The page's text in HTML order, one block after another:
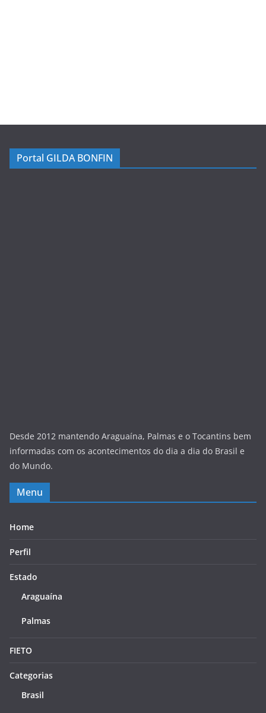
Portal GILDA BONFIN
Desde 2012 mantendo Araguaína, Palmas e o Tocantins bem
informadas com os acontecimentos do dia a dia do Brasil e
do Mundo.
Menu
Home
Perfil
Estado
Araguaína
Palmas
FIETO
Categorias
Brasil